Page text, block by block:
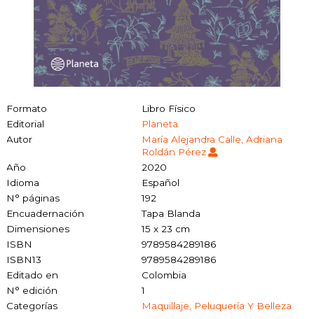
Formato
Libro Físico
Editorial
Planeta
Autor
María Alejandra Calle, Adriana
Roldán Pérez
Año
2020
Idioma
Español
N° páginas
192
Encuadernación
Tapa Blanda
Dimensiones
15 x 23 cm
ISBN
9789584289186
ISBN13
9789584289186
Editado en
Colombia
N° edición
1
Categorías
Maquillaje, Peluquería Y Belleza